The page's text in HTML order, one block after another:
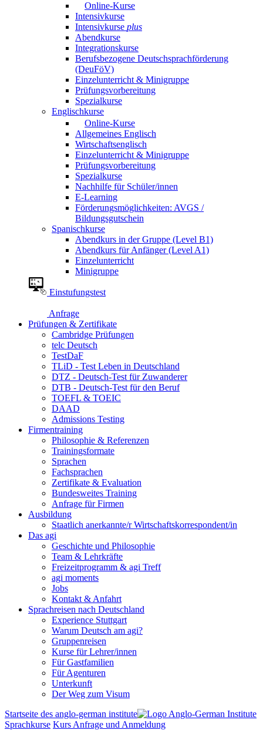
Online-Kurse
Intensivkurse
Intensivkurse plus
Abendkurse
Integrationskurse
Berufsbezogene Deutschsprachförderung
(DeuFöV)
Einzelunterricht & Minigruppe
Prüfungsvorbereitung
Spezialkurse
Englischkurse
Online-Kurse
Allgemeines Englisch
Wirtschaftsenglisch
Einzelunterricht & Minigruppe
Prüfungsvorbereitung
Spezialkurse
Nachhilfe für Schüler/innen
E-Learning
Förderungsmöglichkeiten: AVGS /
Bildungsgutschein
Spanischkurse
Abendkurs in der Gruppe (Level B1)
Abendkurs für Anfänger (Level A1)
Einzelunterricht
Minigruppe
Einstufungstest
Anfrage
Prüfungen & Zertifikate
Cambridge Prüfungen
telc Deutsch
TestDaF
TLiD - Test Leben in Deutschland
DTZ - Deutsch-Test für Zuwanderer
DTB - Deutsch-Test für den Beruf
TOEFL & TOEIC
DAAD
Admissions Testing
Firmentraining
Philosophie & Referenzen
Trainingsformate
Sprachen
Fachsprachen
Zertifikate & Evaluation
Bundesweites Training
Anfrage für Firmen
Ausbildung
Staatlich anerkannte/r Wirtschaftskorrespondent/in
Das agi
Geschichte und Philosophie
Team & Lehrkräfte
Freizeitprogramm & agi Treff
agi moments
Jobs
Kontakt & Anfahrt
Sprachreisen nach Deutschland
Experience Stuttgart
Warum Deutsch am agi?
Gruppenreisen
Kurse für Lehrer/innen
Für Gastfamilien
Für Agenturen
Unterkunft
Der Weg zum Visum
Startseite des anglo-german institute
Sprachkurse Kurs Anfrage und Anmeldung